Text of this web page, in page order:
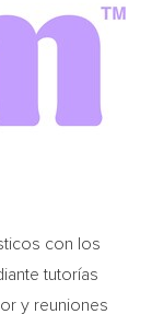
con los
tutorías
y reuniones